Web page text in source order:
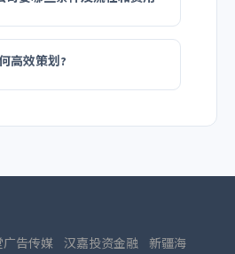
高效策划?
广告传媒 汉嘉投资金融
新疆海